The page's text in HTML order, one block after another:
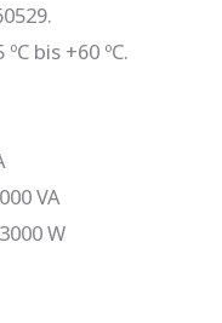
bis +60 ºC.
VA
W